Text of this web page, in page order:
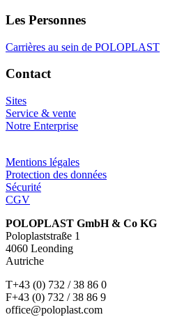
Les Personnes
Carrières au sein de POLOPLAST
Contact
Sites
Service & vente
Notre Enterprise
Mentions légales
Protection des données
Sécurité
CGV
POLOPLAST GmbH & Co KG
Poloplaststraße 1
4060 Leonding
Autriche
T+43 (0) 732 / 38 86 0
F+43 (0) 732 / 38 86 9
office@poloplast.com